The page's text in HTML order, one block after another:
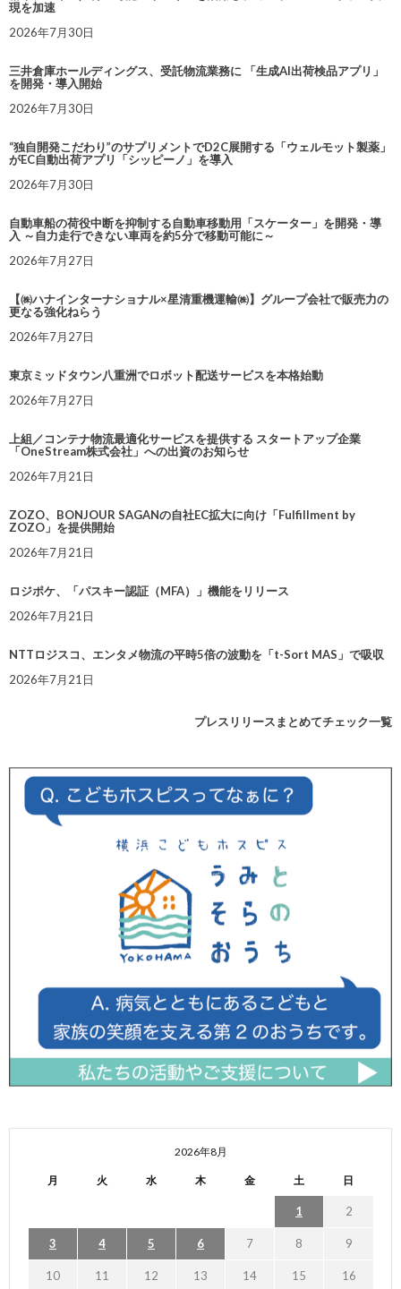
現を加速
2026年7月30日
三井倉庫ホールディングス、受託物流業務に 「生成AI出荷検品アプリ」
を開発・導入開始
2026年7月30日
“独自開発こだわり”のサプリメントでD2C展開する「ウェルモット製薬」
がEC自動出荷アプリ「シッピーノ」を導入
2026年7月30日
自動車船の荷役中断を抑制する自動車移動用「スケーター」を開発・導
入 ～自力走行できない車両を約5分で移動可能に～
2026年7月27日
【㈱ハナインターナショナル×星清重機運輸㈱】グループ会社で販売力の
更なる強化ねらう
2026年7月27日
東京ミッドタウン八重洲でロボット配送サービスを本格始動
2026年7月27日
上組／コンテナ物流最適化サービスを提供する スタートアップ企業
「OneStream株式会社」への出資のお知らせ
2026年7月21日
ZOZO、BONJOUR SAGANの自社EC拡大に向け「Fulfillment by
ZOZO」を提供開始
2026年7月21日
ロジポケ、「パスキー認証（MFA）」機能をリリース
2026年7月21日
NTTロジスコ、エンタメ物流の平時5倍の波動を「t-Sort MAS」で吸収
2026年7月21日
プレスリリースまとめてチェック一覧
2026年8月
月 火 水 木 金 土 日
1 2
3 4 5 6 7 8 9
10 11 12 13 14 15 16